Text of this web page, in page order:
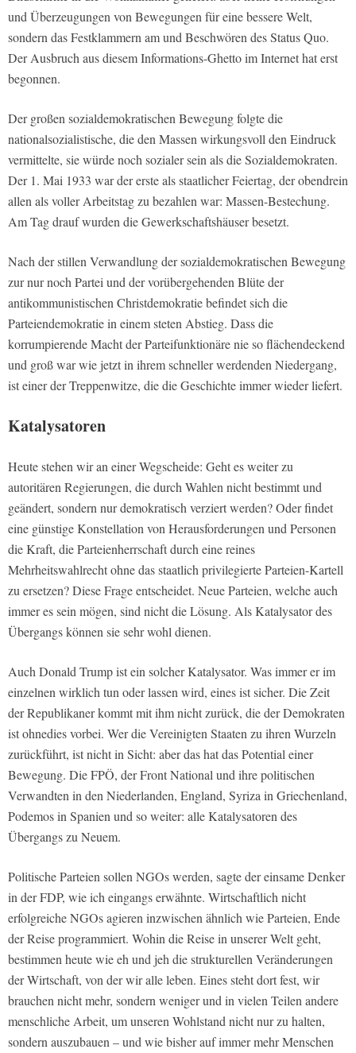
und Überzeugungen von Bewegungen für eine bessere Welt,
sondern das Festklammern am und Beschwören des Status Quo.
Der Ausbruch aus diesem Informations-Ghetto im Internet hat erst
begonnen.
Der großen sozialdemokratischen Bewegung folgte die
nationalsozialistische, die den Massen wirkungsvoll den Eindruck
vermittelte, sie würde noch sozialer sein als die Sozialdemokraten.
Der 1. Mai 1933 war der erste als staatlicher Feiertag, der obendrein
allen als voller Arbeitstag zu bezahlen war: Massen-Bestechung.
Am Tag drauf wurden die Gewerkschaftshäuser besetzt.
Nach der stillen Verwandlung der sozialdemokratischen Bewegung
zur nur noch Partei und der vorübergehenden Blüte der
antikommunistischen Christdemokratie befindet sich die
Parteiendemokratie in einem steten Abstieg. Dass die
korrumpierende Macht der Parteifunktionäre nie so flächendeckend
und groß war wie jetzt in ihrem schneller werdenden Niedergang,
ist einer der Treppenwitze, die die Geschichte immer wieder liefert.
Katalysatoren
Heute stehen wir an einer Wegscheide: Geht es weiter zu
autoritären Regierungen, die durch Wahlen nicht bestimmt und
geändert, sondern nur demokratisch verziert werden? Oder findet
eine günstige Konstellation von Herausforderungen und Personen
die Kraft, die Parteienherrschaft durch eine reines
Mehrheitswahlrecht ohne das staatlich privilegierte Parteien-Kartell
zu ersetzen? Diese Frage entscheidet. Neue Parteien, welche auch
immer es sein mögen, sind nicht die Lösung. Als Katalysator des
Übergangs können sie sehr wohl dienen.
Auch Donald Trump ist ein solcher Katalysator. Was immer er im
einzelnen wirklich tun oder lassen wird, eines ist sicher. Die Zeit
der Republikaner kommt mit ihm nicht zurück, die der Demokraten
ist ohnedies vorbei. Wer die Vereinigten Staaten zu ihren Wurzeln
zurückführt, ist nicht in Sicht: aber das hat das Potential einer
Bewegung. Die FPÖ, der Front National und ihre politischen
Verwandten in den Niederlanden, England, Syriza in Griechenland,
Podemos in Spanien und so weiter: alle Katalysatoren des
Übergangs zu Neuem.
Politische Parteien sollen NGOs werden, sagte der einsame Denker
in der FDP, wie ich eingangs erwähnte. Wirtschaftlich nicht
erfolgreiche NGOs agieren inzwischen ähnlich wie Parteien, Ende
der Reise programmiert. Wohin die Reise in unserer Welt geht,
bestimmen heute wie eh und jeh die strukturellen Veränderungen
der Wirtschaft, von der wir alle leben. Eines steht dort fest, wir
brauchen nicht mehr, sondern weniger und in vielen Teilen andere
menschliche Arbeit, um unseren Wohlstand nicht nur zu halten,
sondern auszubauen – und wie bisher auf immer mehr Menschen